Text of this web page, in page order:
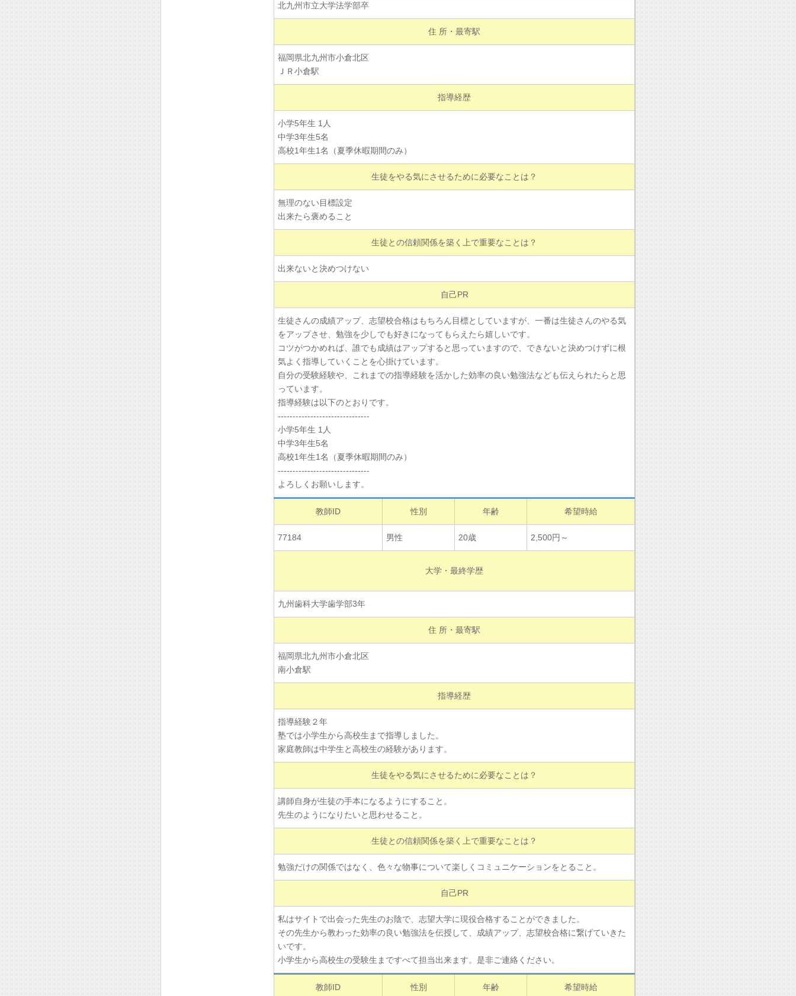
北九州市立大学法学部卒
住 所・最寄駅
福岡県北九州市小倉北区
ＪＲ小倉駅
指導経歴
小学5年生 1人
中学3年生5名
高校1年生1名（夏季休暇期間のみ）
生徒をやる気にさせるために必要なことは？
無理のない目標設定
出来たら褒めること
生徒との信頼関係を築く上で重要なことは？
出来ないと決めつけない
自己PR
生徒さんの成績アップ、志望校合格はもちろん目標としていますが、一番は生徒さんのやる気
をアップさせ、勉強を少しでも好きになってもらえたら嬉しいです。
コツがつかめれば、誰でも成績はアップすると思っていますので、できないと決めつけずに根
気よく指導していくことを心掛けています。
自分の受験経験や、これまでの指導経験を活かした効率の良い勉強法なども伝えられたらと思
っています。
指導経験は以下のとおりです。
-------------------------------
小学5年生 1人
中学3年生5名
高校1年生1名（夏季休暇期間のみ）
-------------------------------
よろしくお願いします。
教師ID 性別 年齢 希望時給
77184 男性 20歳 2,500円～
大学・最終学歴
九州歯科大学歯学部3年
住 所・最寄駅
福岡県北九州市小倉北区
南小倉駅
指導経歴
指導経験２年
塾では小学生から高校生まで指導しました。
家庭教師は中学生と高校生の経験があります。
生徒をやる気にさせるために必要なことは？
講師自身が生徒の手本になるようにすること。
先生のようになりたいと思わせること。
生徒との信頼関係を築く上で重要なことは？
勉強だけの関係ではなく、色々な物事について楽しくコミュニケーションをとること。
自己PR
私はサイトで出会った先生のお陰で、志望大学に現役合格することができました。
その先生から教わった効率の良い勉強法を伝授して、成績アップ、志望校合格に繋げていきた
いです。
小学生から高校生の受験生まですべて担当出来ます。是非ご連絡ください。
教師ID 性別 年齢 希望時給